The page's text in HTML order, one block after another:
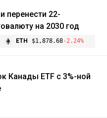
перенести 22-
на 2030 год
ETH $1,878.68-2.24%
Канады ETF с 3%-ной